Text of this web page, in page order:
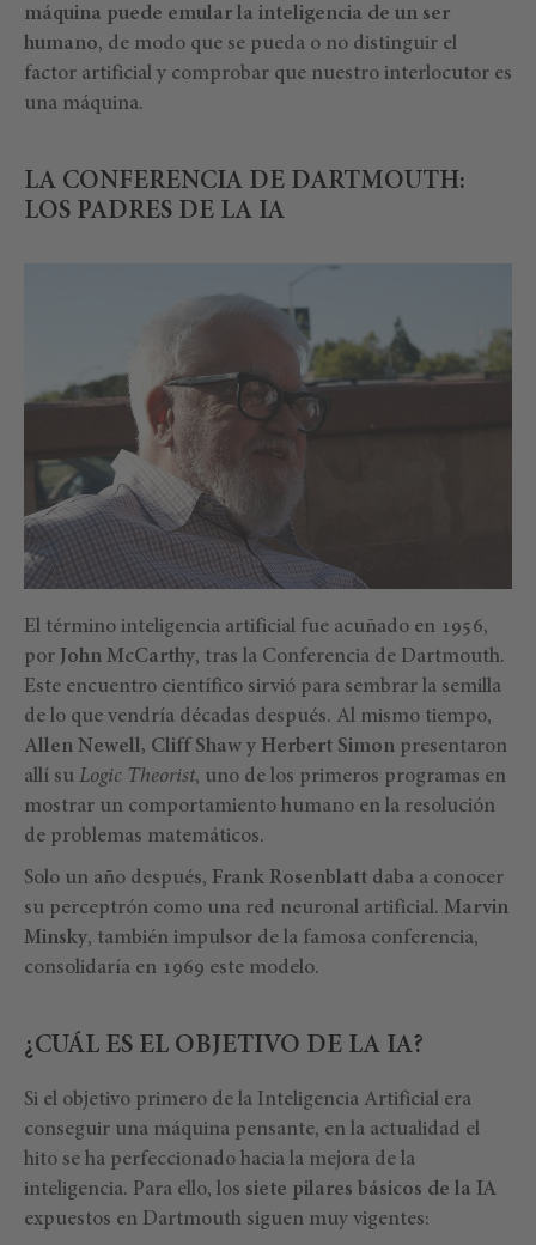
máquina puede emular la inteligencia de un ser
humano, de modo que se pueda o no distinguir el
factor artificial y comprobar que nuestro interlocutor es
una máquina.
LA CONFERENCIA DE DARTMOUTH:
LOS PADRES DE LA IA
El término inteligencia artificial fue acuñado en 1956,
por John McCarthy, tras la Conferencia de Dartmouth.
Este encuentro científico sirvió para sembrar la semilla
de lo que vendría décadas después. Al mismo tiempo,
Allen Newell, Cliff Shaw y Herbert Simon presentaron
allí su Logic Theorist, uno de los primeros programas en
mostrar un comportamiento humano en la resolución
de problemas matemáticos.
Solo un año después, Frank Rosenblatt daba a conocer
su perceptrón como una red neuronal artificial. Marvin
Minsky, también impulsor de la famosa conferencia,
consolidaría en 1969 este modelo.
¿CUÁL ES EL OBJETIVO DE LA IA?
Si el objetivo primero de la Inteligencia Artificial era
conseguir una máquina pensante, en la actualidad el
hito se ha perfeccionado hacia la mejora de la
inteligencia. Para ello, los siete pilares básicos de la IA
expuestos en Dartmouth siguen muy vigentes: